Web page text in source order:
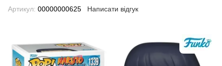
Артикул: 00000000625 Написати відгук